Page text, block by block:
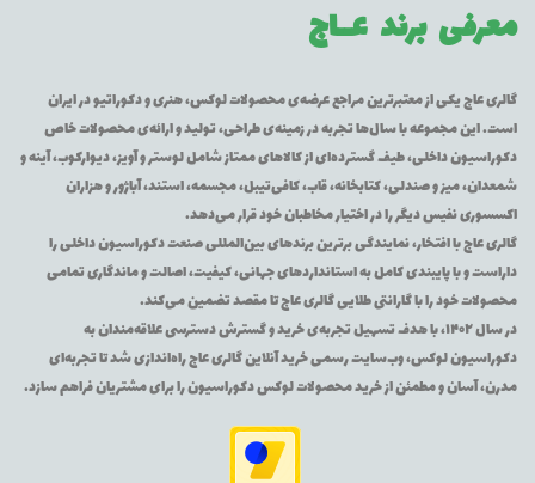
معرفی برند عــاج
گالری عاج یکی از معتبرترین مراجع عرضه‌ی محصولات لوکس، هنری و دکوراتیو در ایران
است. این مجموعه با سال‌ها تجربه در زمینه‌ی طراحی، تولید و ارائه‌ی محصولات خاص
دکوراسیون داخلی، طیف گسترده‌ای از کالاهای ممتاز شامل لوستر و آویز، دیوارکوب، آینه و
شمعدان، میز و صندلی، کتابخانه، قاب، کافی‌تیبل، مجسمه، استند، آباژور و هزاران
اکسسوری نفیس دیگر را در اختیار مخاطبان خود قرار می‌دهد.
گالری عاج با افتخار، نمایندگی برترین برندهای بین‌المللی صنعت دکوراسیون داخلی را
داراست و با پایبندی کامل به استانداردهای جهانی، کیفیت، اصالت و ماندگاری تمامی
محصولات خود را با گارانتی طلایی گالری عاج تا مقصد تضمین می‌کند.
در سال ۱۴۰۲، با هدف تسهیل تجربه‌ی خرید و گسترش دسترسی علاقه‌مندان به
دکوراسیون لوکس، وب‌سایت رسمی خرید آنلاین گالری عاج راه‌اندازی شد تا تجربه‌ای
مدرن، آسان و مطمئن از خرید محصولات لوکس دکوراسیون را برای مشتریان فراهم سازد.